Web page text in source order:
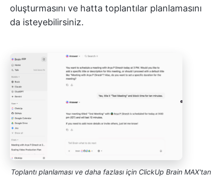
oluşturmasını ve hatta toplantılar planlamasını
da isteyebilirsiniz.
Toplantı planlaması ve daha fazlası için ClickUp Brain MAX'tan